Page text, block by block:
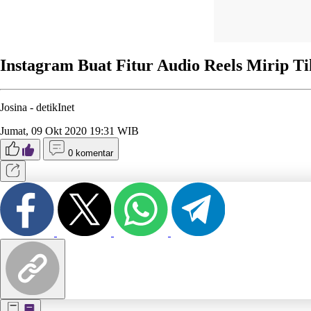
Instagram Buat Fitur Audio Reels Mirip
Josina - detikInet
Jumat, 09 Okt 2020 19:31 WIB
0 komentar